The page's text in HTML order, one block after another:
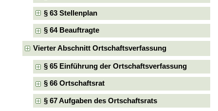
§ 63 Stellenplan
§ 64 Beauftragte
Vierter Abschnitt Ortschaftsverfassung
§ 65 Einführung der Ortschaftsverfassung
§ 66 Ortschaftsrat
§ 67 Aufgaben des Ortschaftsrats